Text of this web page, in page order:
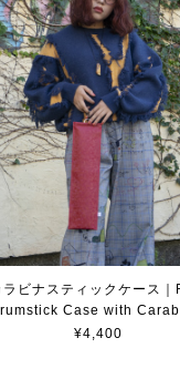
ラビナスティックケース
Case with
¥4,400